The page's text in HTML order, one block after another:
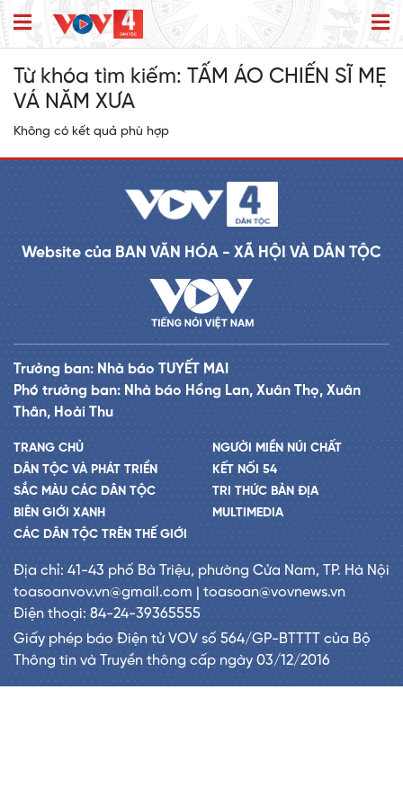
Từ khóa tìm kiếm: TẤM ÁO CHIẾN SĨ MẸ
VÁ NĂM XƯA
Không có kết quả phù hợp
Website của BAN VĂN HÓA - XÃ HỘI VÀ DÂN TỘC
Trưởng ban: Nhà báo TUYẾT MAI
Phó trưởng ban: Nhà báo Hồng Lan, Xuân Thọ, Xuân
Thân, Hoài Thu
TRANG CHỦ
DÂN TỘC VÀ PHÁT TRIỂN
SẮC MÀU CÁC DÂN TỘC
BIÊN GIỚI XANH
CÁC DÂN TỘC TRÊN THẾ GIỚI
NGƯỜI MIỀN NÚI CHẤT
KẾT NỐI 54
TRI THỨC BẢN ĐỊA
MULTIMEDIA
Địa chỉ: 41-43 phố Bà Triệu, phường Cửa Nam, TP. Hà Nội
toasoanvov.vn@gmail.com | toasoan@vovnews.vn
Điện thoại: 84-24-39365555
Giấy phép báo Điện tử VOV số 564/GP-BTTTT của Bộ
Thông tin và Truyền thông cấp ngày 03/12/2016